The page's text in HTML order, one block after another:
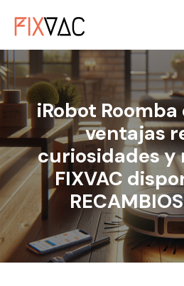
iRobot
ventajas
curiosidades y
FIXVAC